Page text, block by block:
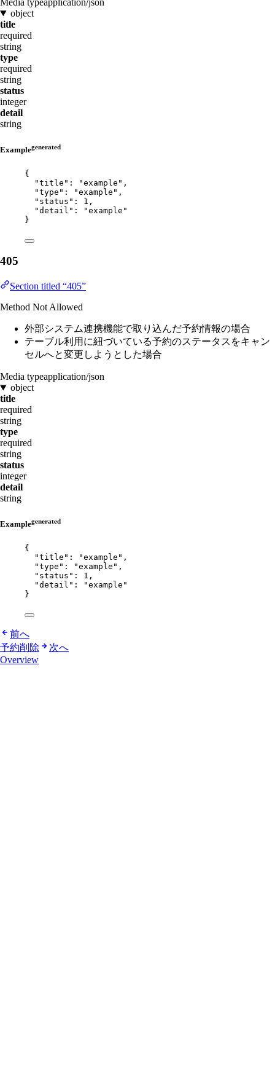
Media typeapplication/json
object
title
required
string
type
required
string
status
integer
detail
string
Examplegenerated
{
"title" : "example " ,
"type" : "example " ,
"status" : 1 ,
"detail" : "example "
}
405
Section titled “405”
Method Not Allowed
外部システム連携機能で取り込んだ予約情報の場合
テーブル利用に紐づいている予約のステータスをキャン
セルへと変更しようとした場合
Media typeapplication/json
object
title
required
string
type
required
string
status
integer
detail
string
Examplegenerated
{
"title" : "example " ,
"type" : "example " ,
"status" : 1 ,
"detail" : "example "
}
前へ
予約削除
次へ
Overview